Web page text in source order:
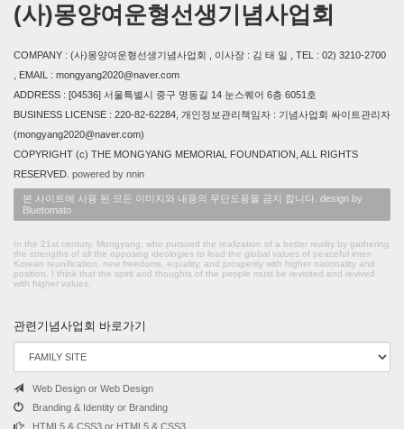
(사)몽양여운형선생기념사업회
COMPANY : (사)몽양여운형선생기념사업회 , 이사장 : 김 태 일 , TEL : 02) 3210-2700
, EMAIL : mongyang2020@naver.com
ADDRESS : [04536] 서울특별시 중구 명동길 14 눈스퀘어 6층 6051호
BUSINESS LICENSE : 220-82-62284, 개인정보관리책임자 : 기념사업회 싸이트관리자
(mongyang2020@naver.com)
COPYRIGHT (c) THE MONGYANG MEMORIAL FOUNDATION, ALL RIGHTS
RESERVED. powered by nnin
본 사이트에 사용 된 모든 이미지와 내용의 무단도용을 금지 합니다. design by
Bluetomato
In the 21st century, Mongyang, who pursued the realization of a better reality by gathering
the strengths of all the opposing ideologies to lead the global values of peaceful inter-
Korean reunification, new freedoms, equality, and prosperity with higher nationality and
position. I think that the spirit and thoughts of the people must be revisited and revived
with higher values.
관련기념사업회 바로가기
Web Design or Web Design
Branding & Identity or Branding
HTML5 & CSS3 or HTML5 & CSS3